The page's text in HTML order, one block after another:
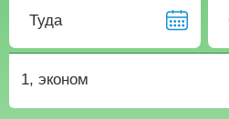
Туда
1, эконом